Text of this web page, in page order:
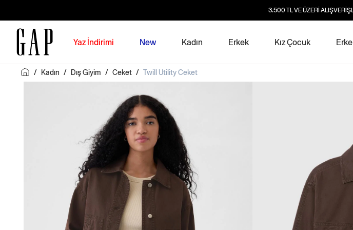
3.500 TL VE ÜZERİ
Yaz İndirimi New Kadın Erkek Kız Çocuk
/ Kadın / Dış Giyim / Ceket / Twill Utility Ceket